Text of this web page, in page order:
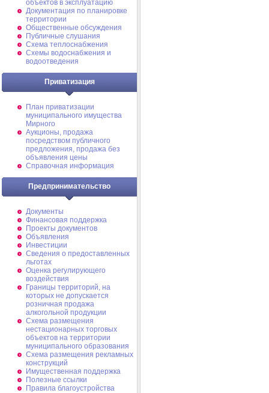
объектов в эксплуатацию
Документация по планировке
территории
Общественные обсуждения
Публичные слушания
Схема теплоснабжения
Схемы водоснабжения и
водоотведения
Приватизация
План приватизации
муниципального имущества
Мирного
Аукционы, продажа
посредством публичного
предложения, продажа без
объявления цены
Справочная информация
Предпринимательство
Документы
Финансовая поддержка
Проекты документов
Объявления
Инвестиции
Сведения о предоставленных
льготах
Оценка регулирующего
воздействия
Границы территорий, на
которых не допускается
розничная продажа
алкогольной продукции
Схема размещения
нестационарных торговых
объектов на территории
муниципального образования
Схема размещения рекламных
конструкций
Имущественная поддержка
Полезные ссылки
Правила благоустройства